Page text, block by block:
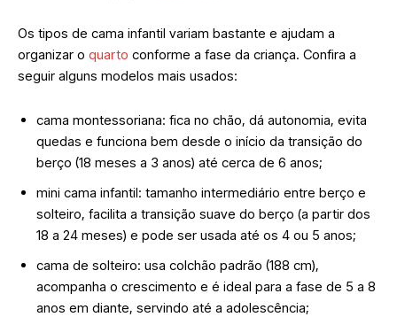
Os tipos de cama infantil variam bastante e ajudam a
organizar o quarto conforme a fase da criança. Confira a
seguir alguns modelos mais usados:
cama montessoriana: fica no chão, dá autonomia, evita
quedas e funciona bem desde o início da transição do
berço (18 meses a 3 anos) até cerca de 6 anos;
mini cama infantil: tamanho intermediário entre berço e
solteiro, facilita a transição suave do berço (a partir dos
18 a 24 meses) e pode ser usada até os 4 ou 5 anos;
cama de solteiro: usa colchão padrão (188 cm),
acompanha o crescimento e é ideal para a fase de 5 a 8
anos em diante, servindo até a adolescência;